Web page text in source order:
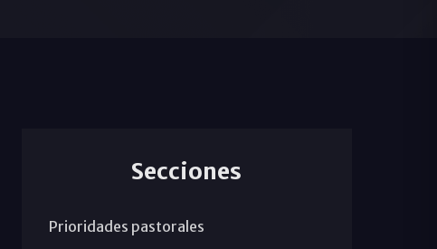
Secciones
Prioridades pastorales